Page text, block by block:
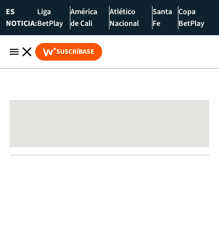
ES
NOTICIA:
Liga
BetPlay
América
de Cali
Atlético
Nacional
Santa
Fe
Copa
BetPlay
SUSCRÍBASE